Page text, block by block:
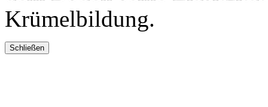
Krümelbildung.
Schließen